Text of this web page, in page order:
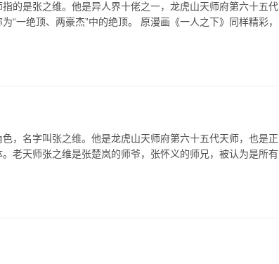
的是张之维。他是异人界十佬之一，龙虎山天师府第六十五代
“一绝顶、两豪杰”中的绝顶。 原漫画《一人之下》同样精彩，
，名字叫张之维。他是龙虎山天师府第六十五代天师，也是正
老天师张之维是张楚岚的师爷，张怀义的师兄，被认为是所有